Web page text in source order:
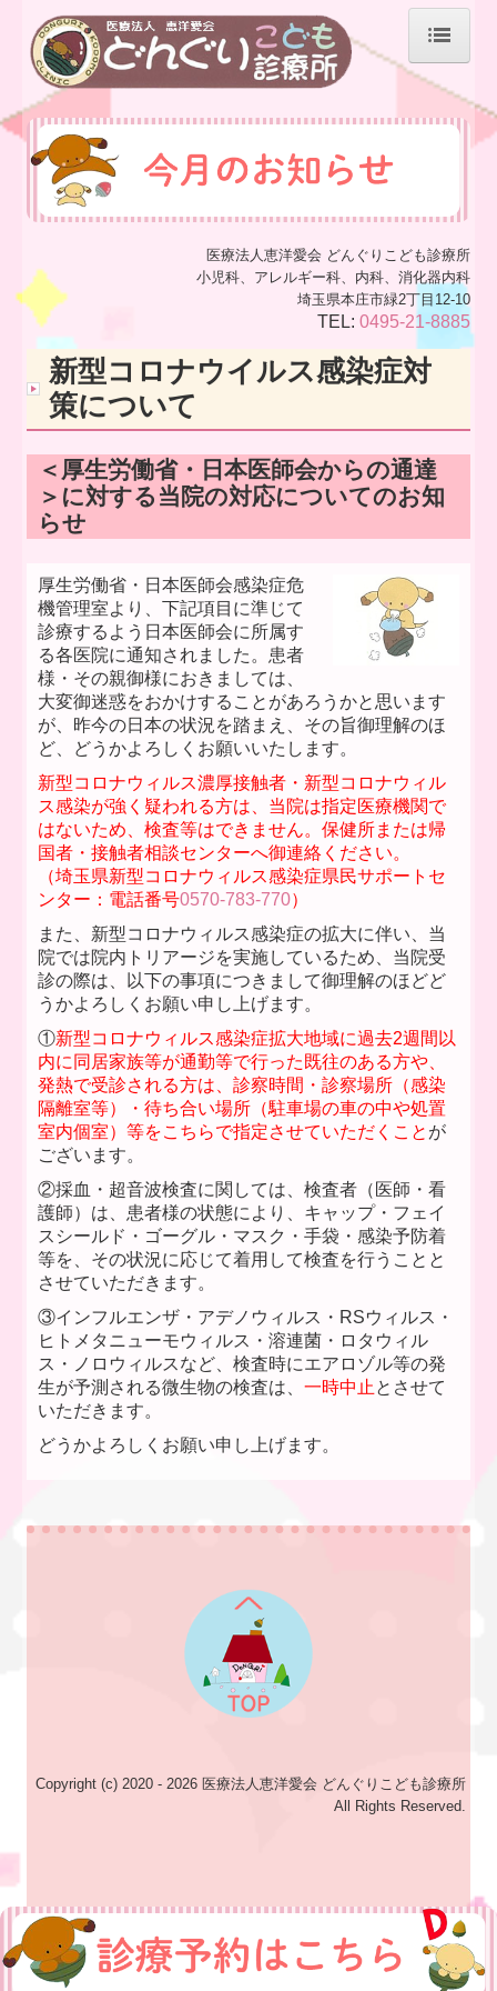
ホーム
診療予約の注意点
新型コロナウイルス感染症対策について
診療所の場所
患者さんへのお知らせ
医師のご紹介
当院のご案内
当院の感染症対策について
マイナンバーカード持参のお願い
保険医療機関及び保険医療療養担当規則等
長期収載品の保険給付のあり方の見直し
お友達の＊絵＊紹介
リンク集
オンライン診療について
特定商取引法に基づく表記
医療法人恵洋愛会 どんぐりこども診療所
小児科、アレルギー科、内科、消化器内科
埼玉県本庄市緑2丁目12-10
TEL: 0495-21-8885
新型コロナウイルス感染症対
策について
＜厚生労働省・日本医師会からの通達
＞に対する当院の対応についてのお知
らせ
厚生労働省・日本医師会感染症危
機管理室より、下記項目に準じて
診療するよう日本医師会に所属す
る各医院に通知されました。患者
様・その親御様におきましては、
大変御迷惑をおかけすることがあろうかと思います
が、昨今の日本の状況を踏まえ、その旨御理解のほ
ど、どうかよろしくお願いいたします。
新型コロナウィルス濃厚接触者・新型コロナウィル
ス感染が強く疑われる方は、当院は指定医療機関で
はないため、検査等はできません。保健所または帰
国者・接触者相談センターへ御連絡ください。
（埼玉県新型コロナウィルス感染症県民サポートセ
ンター：電話番号0570-783-770）
また、新型コロナウィルス感染症の拡大に伴い、当
院では院内トリアージを実施しているため、当院受
診の際は、以下の事項につきまして御理解のほどど
うかよろしくお願い申し上げます。
①新型コロナウィルス感染症拡大地域に過去2週間以
内に同居家族等が通勤等で行った既往のある方や、
発熱で受診される方は、診察時間・診察場所（感染
隔離室等）・待ち合い場所（駐車場の車の中や処置
室内個室）等をこちらで指定させていただくこと が
ございます。
②採血・超音波検査に関しては、検査者（医師・看
護師）は、患者様の状態により、キャップ・フェイ
スシールド・ゴーグル・マスク・手袋・感染予防着
等を、その状況に応じて着用して検査を行うことと
させていただきます。
③インフルエンザ・アデノウィルス・RSウィルス・
ヒトメタニューモウィルス・溶連菌・ロタウィル
ス・ノロウィルスなど、検査時にエアロゾル等の発
生が予測される微生物の検査は、一時中止 とさせて
いただきます。
どうかよろしくお願い申し上げます。
Copyright (c) 2020 - 2026 医療法人恵洋愛会 どんぐりこども診療所
All Rights Reserved.